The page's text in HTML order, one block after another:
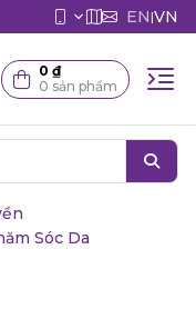
EN|VN
0 ₫
0 sản phẩm
Sóc Da